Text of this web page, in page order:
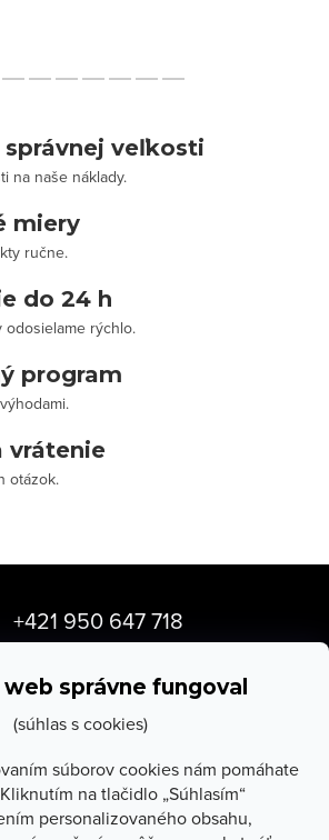
správne fungoval
(súhlas s cookies)
súborov cookies nám pomáhate
na tlačidlo „Súhlasím“
personalizovaného obsahu,
správnej veľkosti
na naše náklady.
miery
ručne.
do 24 h
odosielame rýchlo.
program
vrátenie
otázok.
+421 950 647 718